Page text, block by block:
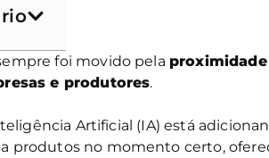
foi movido pela proximidade
e produtores.
Artificial (IA) está
produtos no momento certo,